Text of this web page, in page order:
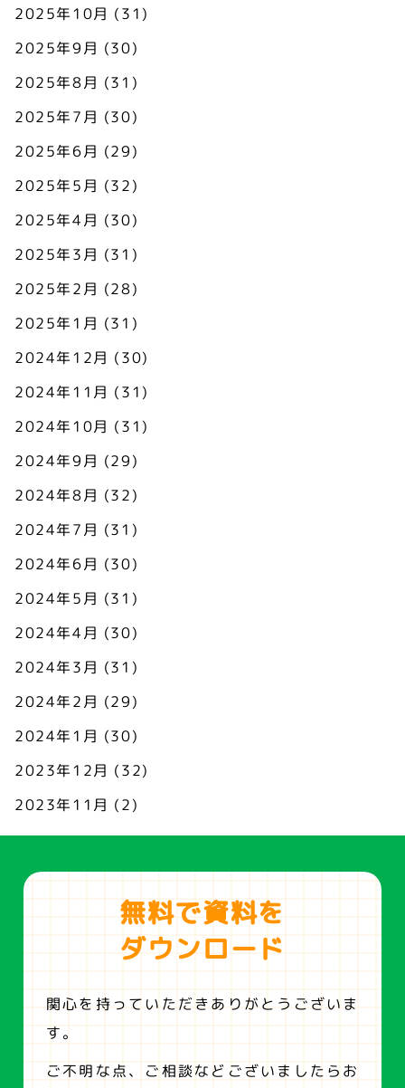
2025年10月 (31)
2025年9月 (30)
2025年8月 (31)
2025年7月 (30)
2025年6月 (29)
2025年5月 (32)
2025年4月 (30)
2025年3月 (31)
2025年2月 (28)
2025年1月 (31)
2024年12月 (30)
2024年11月 (31)
2024年10月 (31)
2024年9月 (29)
2024年8月 (32)
2024年7月 (31)
2024年6月 (30)
2024年5月 (31)
2024年4月 (30)
2024年3月 (31)
2024年2月 (29)
2024年1月 (30)
2023年12月 (32)
2023年11月 (2)
無料で資料を
ダウンロード
関心を持っていただきありがとうございま
す。
ご不明な点、ご相談などございましたらお